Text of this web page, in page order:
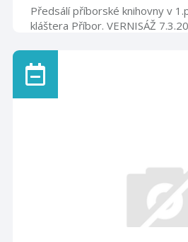
Předsálí příborské knihovny v
kláštera Příbor. VERNISÁŽ